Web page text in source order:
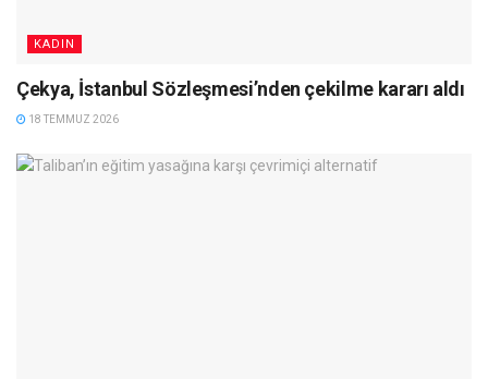
KADIN
Çekya, İstanbul Sözleşmesi’nden çekilme kararı aldı
18 TEMMUZ 2026